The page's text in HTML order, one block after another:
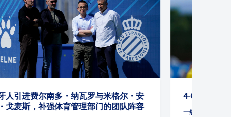
4-0：西班牙人提速击溃波城FC
一线队 21/07/2026